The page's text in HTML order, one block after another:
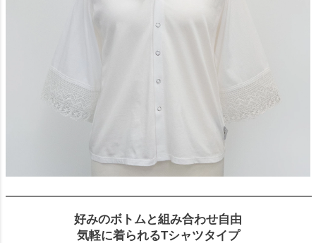
好みのボトムと組み合わせ自由
気軽に着られるTシャツタイプ